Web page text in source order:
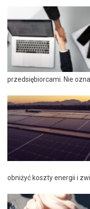
przedsiębiorcami. Nie
obniżyć koszty energii i